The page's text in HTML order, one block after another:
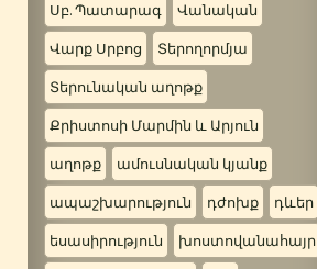
Սբ. Պատարագ Վանական
Վարք Սրբոց Տերողորմյա
Տերունական աղոթք
Քրիստոսի Մարմին և Արյուն
աղոթք ամուսնական կյանք
ապաշխարություն դժոխք դևեր
եսասիրություն խոստովանահայր